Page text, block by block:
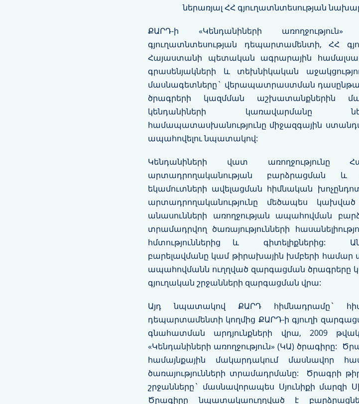
ներառյալ ՀՀ գյուղատնտեսության
ՔԱՐԴ-ի «Կենդանիների
գյուղատնտեսության դեպարտամենտի, ՀՀ
Հայաստանի պետական ագրարային
գրասենյակների և տեխնիկական
մասնագետները` վերապատրաստման
ծրագրերի կազմման աշխատանքներին
կենդանիների կառավարմանը
համապատասխանությունը միջազգային
ապահովելու նպատակով:
Կենդանիների վատ առողջությունը
արտադրողականության բարձրացման և
եկամուտների ավելացման հիմնական
արտադրողականությունը մեծապես
անասունների առողջության ապահովման
տրամադրվող ծառայությունների
հմտություններից և գիտելիքներից:
բարելավմանը կամ թիրախային խմբերի համար
ապահովմանն ուղղված զարգացման ծրագրերը
գյուղական շրջանների զարգացման վրա:
Այդ նպատակով ՔԱՐԴ հիմնադրամը`
դեպարտամենտի կողմից ՔԱՐԴ-ի գյուղի
գնահատման արդյունքների վրա, 2009
«Կենդանիների առողջություն» (ԿԱ) ծրագիրը:
համայնքային մակարդակում մասնավոր
ծառայությունների տրամադրմանը: Ծրագրի
շրջանները` մասնավորապես Սյունիքի մարզի
Ծրագիրը նպատակաուղղված է